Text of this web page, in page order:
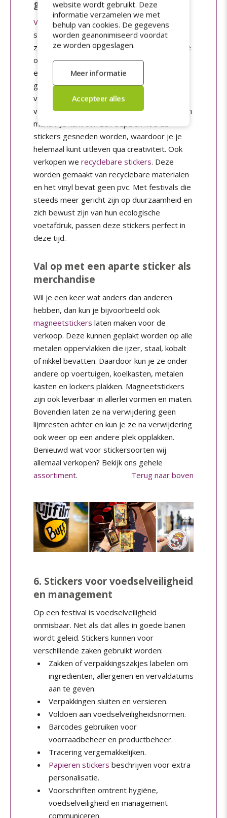
geschikt voor merchandise?
Vinylstickers kun je sowieso gebruiken als je
stickers wil laten maken als merchandise. Ze
zijn geschikt voor binnen en buiten. Je kunt ze
op tal van ondergronden plakken en vanaf
een bepaalde maat worden deze los
geleverd, waardoor je ze gemakkelijk kunt
verkopen. Naast vaste vormen zoals rond of
vierkant kun je ook stickers in vrije vorm laten
maken. Je kunt dan zelf bepalen hoe de
stickers gesneden worden, waardoor je je
helemaal kunt uitleven qua creativiteit. Ook
verkopen we recyclebare stickers. Deze
worden gemaakt van recyclebare materialen
en het vinyl bevat geen pvc. Met festivals die
steeds meer gericht zijn op duurzaamheid en
zich bewust zijn van hun ecologische
voetafdruk, passen deze stickers perfect in
deze tijd.
Val op met een aparte sticker als
merchandise
Wil je een keer wat anders dan anderen
hebben, dan kun je bijvoorbeeld ook
magneetstickers laten maken voor de
verkoop. Deze kunnen geplakt worden op alle
metalen oppervlakken die ijzer, staal, kobalt
of nikkel bevatten. Daardoor kun je ze onder
andere op voertuigen, koelkasten, metalen
kasten en lockers plakken. Magneetstickers
zijn ook leverbaar in allerlei vormen en maten.
Bovendien laten ze na verwijdering geen
lijmresten achter en kun je ze na verwijdering
ook weer op een andere plek opplakken.
Benieuwd wat voor stickersoorten wij
allemaal verkopen? Bekijk ons gehele
assortiment. Terug naar boven
6. Stickers voor voedselveiligheid
en management
Op een festival is voedselveiligheid
onmisbaar. Net als dat alles in goede banen
wordt geleid. Stickers kunnen voor
verschillende zaken gebruikt worden:
Zakken of verpakkingszakjes labelen om
ingrediënten, allergenen en vervaldatums
aan te geven.
Verpakkingen sluiten en versieren.
Voldoen aan voedselveiligheidsnormen.
Barcodes gebruiken voor
voorraadbeheer en productbeheer.
Tracering vergemakkelijken.
Papieren stickers beschrijven voor extra
personalisatie.
Voorschriften omtrent hygiëne,
voedselveiligheid en management
communiceren.
website wordt gebruikt. Deze
informatie verzamelen we met
behulp van cookies. De gegevens
worden geanonimiseerd voordat
ze worden opgeslagen.